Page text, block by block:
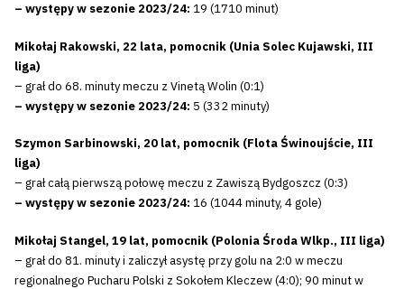
– występy w sezonie 2023/24: 19 (1710 minut)
Mikołaj Rakowski, 22 lata, pomocnik (Unia Solec Kujawski, III
liga)
– grał do 68. minuty meczu z Vinetą Wolin (0:1)
– występy w sezonie 2023/24: 5 (332 minuty)
Szymon Sarbinowski, 20 lat, pomocnik (Flota Świnoujście, III
liga)
– grał całą pierwszą połowę meczu z Zawiszą Bydgoszcz (0:3)
– występy w sezonie 2023/24: 16 (1044 minuty, 4 gole)
Mikołaj Stangel, 19 lat, pomocnik (Polonia Środa Wlkp., III liga)
– grał do 81. minuty i zaliczył asystę przy golu na 2:0 w meczu
regionalnego Pucharu Polski z Sokołem Kleczew (4:0); 90 minut w